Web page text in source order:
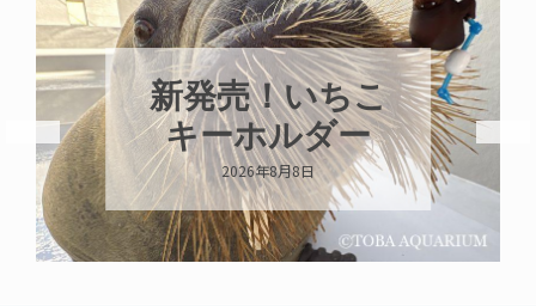
新発売！いちこ
キーホルダー
2026年8月8日